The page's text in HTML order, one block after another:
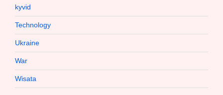
kyvid
Technology
Ukraine
War
Wisata